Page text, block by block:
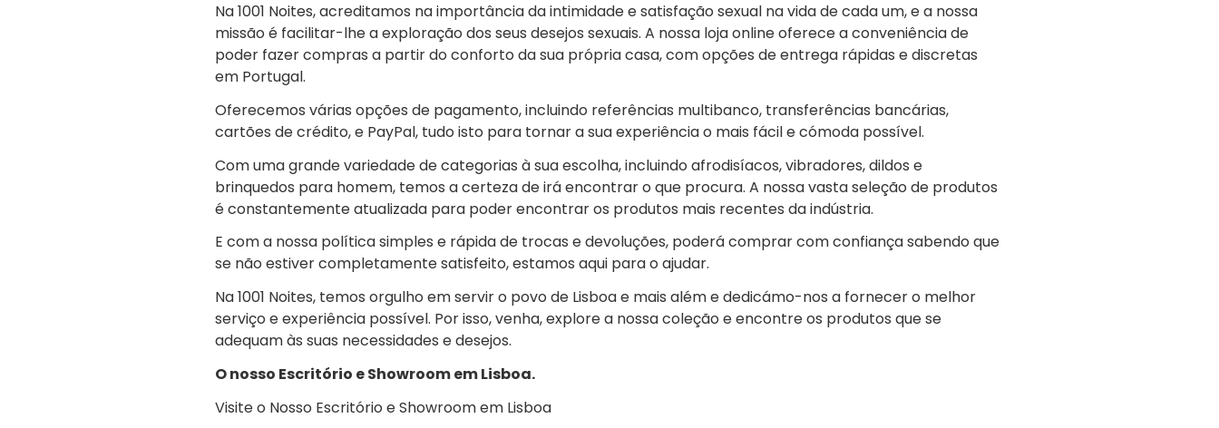
Na 1001 Noites, acreditamos na importância da intimidade e satisfação sexual na vida de cada um, e a nossa
missão é facilitar-lhe a exploração dos seus desejos sexuais. A nossa loja online oferece a conveniência de
poder fazer compras a partir do conforto da sua própria casa, com opções de entrega rápidas e discretas
em Portugal.
Oferecemos várias opções de pagamento, incluindo referências multibanco, transferências bancárias,
cartões de crédito, e PayPal, tudo isto para tornar a sua experiência o mais fácil e cómoda possível.
Com uma grande variedade de categorias à sua escolha, incluindo afrodisíacos, vibradores, dildos e
brinquedos para homem, temos a certeza de irá encontrar o que procura. A nossa vasta seleção de produtos
é constantemente atualizada para poder encontrar os produtos mais recentes da indústria.
E com a nossa política simples e rápida de trocas e devoluções, poderá comprar com confiança sabendo que
se não estiver completamente satisfeito, estamos aqui para o ajudar.
Na 1001 Noites, temos orgulho em servir o povo de Lisboa e mais além e dedicámo-nos a fornecer o melhor
serviço e experiência possível. Por isso, venha, explore a nossa coleção e encontre os produtos que se
adequam às suas necessidades e desejos.
O nosso Escritório e Showroom em Lisboa.
Visite o Nosso Escritório e Showroom em Lisboa